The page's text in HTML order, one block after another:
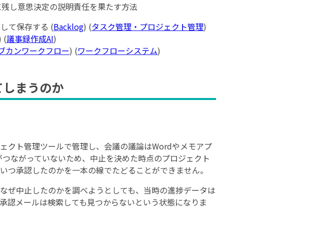
し意思決定の説明責任を果たす方法
て保存する (Backlog) (タスク管理・プロジェクト管理)
(議事録作成AI)
カンワークフロー) (ワークフローシステム)
まうのか
クト管理ツールで管理し、会議の議論はWordやメモアプ
ながっていないため、中止を決めた時点のプロジェクト
承認したのかを一本の線でたどることができません。
ぜ中止したのかを調べようとしても、当時の進捗データは
認メールは検索しても見つからないという状態になりま